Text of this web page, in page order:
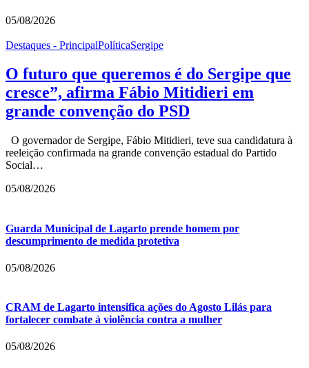
05/08/2026
Destaques - PrincipalPolíticaSergipe
O futuro que queremos é do Sergipe que
cresce”, afirma Fábio Mitidieri em
grande convenção do PSD
O governador de Sergipe, Fábio Mitidieri, teve sua candidatura à
reeleição confirmada na grande convenção estadual do Partido
Social…
05/08/2026
Guarda Municipal de Lagarto prende homem por
descumprimento de medida protetiva
05/08/2026
CRAM de Lagarto intensifica ações do Agosto Lilás para
fortalecer combate à violência contra a mulher
05/08/2026